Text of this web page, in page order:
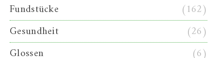
Fundstücke
(162)
Gesundheit
(26)
Glossen
(6)